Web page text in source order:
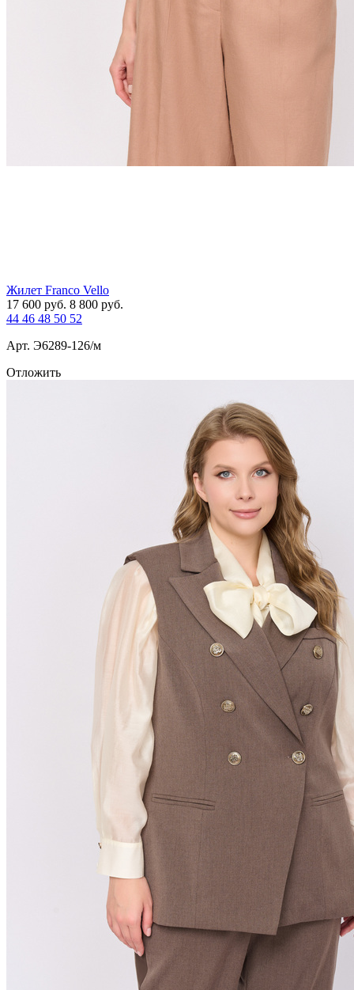
Жилет Franco Vello
17 600 руб. 8 800 руб.
44 46 48 50 52
Арт. Э6289-126/м
Отложить